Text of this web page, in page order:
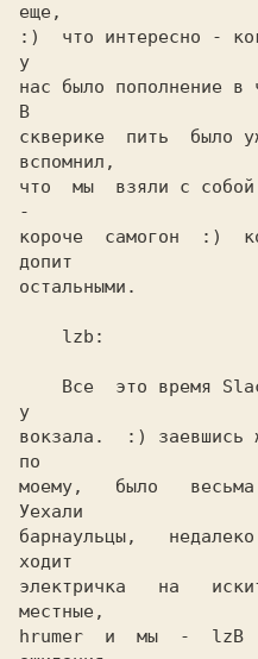
еще,
:)  что интересно -
нас было пополнение
В
скверике  пить  было
вспомнил,
что  мы  взяли с
-
короче  самогон  :)
допит
остальными.
у
вокзала.  :) заевшись
по
моему,   было
Уехали
барнаульцы,
ходит
электричка   на
местные,
hrumer  и  мы  -  lzB